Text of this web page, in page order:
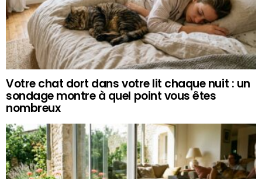
Votre chat dort dans votre lit chaque nuit : un
sondage montre à quel point vous êtes
nombreux